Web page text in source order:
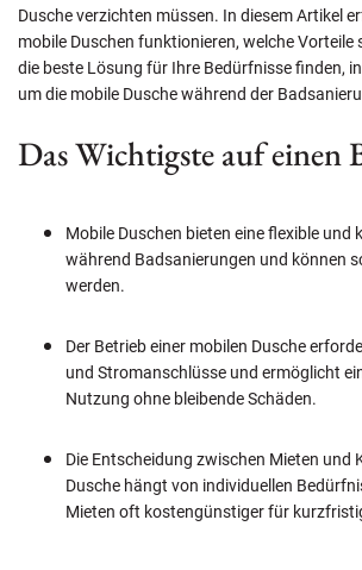
Dusche verzichten müssen. In diesem Artikel
mobile Duschen funktionieren, welche Vorteile
die beste Lösung für Ihre Bedürfnisse finden,
um die mobile Dusche während der
Das Wichtigste auf einen
Mobile Duschen bieten eine flexible und
während Badsanierungen und können
werden.
Der Betrieb einer mobilen Dusche
und Stromanschlüsse und ermöglicht
Nutzung ohne bleibende Schäden.
Die Entscheidung zwischen Mieten und
Dusche hängt von individuellen
Mieten oft kostengünstiger für